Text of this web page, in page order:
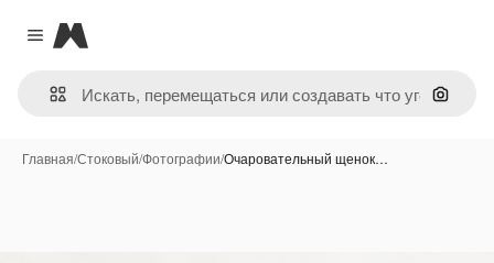
Close menu
Magnific
Поиск
Главная/Стоковый/Фотографии/Очаровательный щенок…